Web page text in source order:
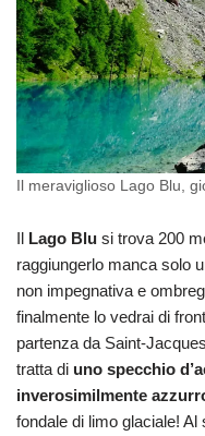
Il meraviglioso Lago Blu,
Il Lago Blu si trova 200
raggiungerlo manca solo
non impegnativa e
finalmente lo vedrai di
partenza da Saint-
tratta di uno specchio
inverosimilmente
fondale di limo glaciale! Al